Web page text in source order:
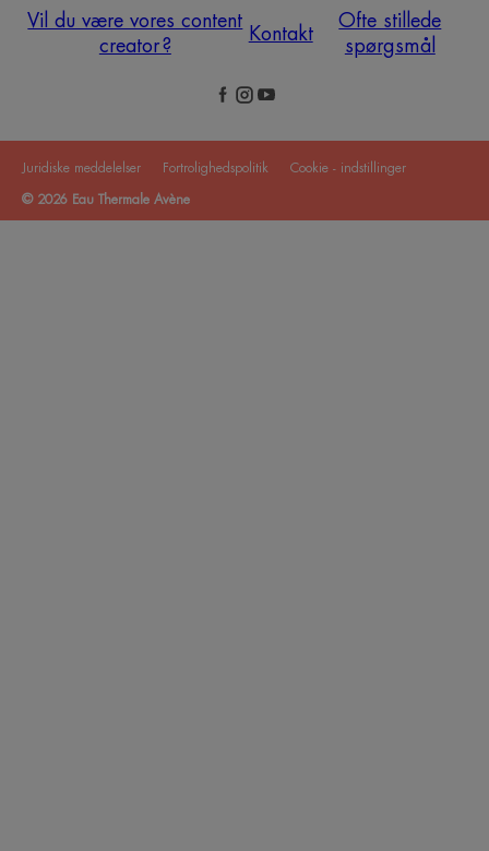
Vil du være vores content
creator ?
Kontakt
Ofte stillede
spørgsmål
Juridiske meddelelser Fortrolighedspolitik Cookie - indstillinger
© 2026 Eau Thermale Avène